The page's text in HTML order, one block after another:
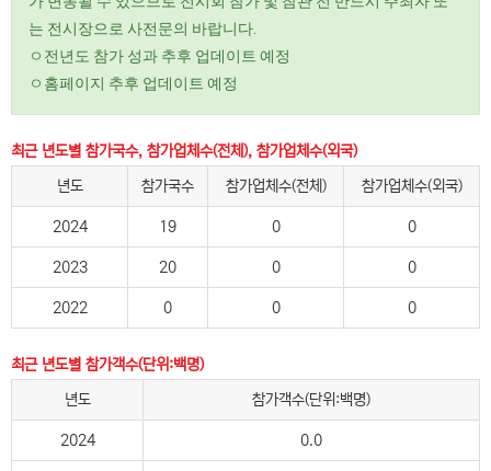
는 전시장으로 사전문의 바랍니다.
ㅇ전년도 참가 성과 추후 업데이트 예정
ㅇ홈페이지 추후 업데이트 예정
최근 년도별 참가국수, 참가업체수(전체), 참가업체수(외국)
년도
참가국수 참가업체수(전체) 참가업체수(외국)
2024 19 0 0
2023 20 0 0
2022 0 0 0
최근 년도별 참가객수(단위:백명)
년도
참가객수(단위:백명)
2024 0.0